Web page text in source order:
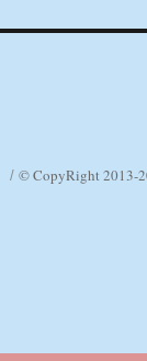
© CopyRight 2013-